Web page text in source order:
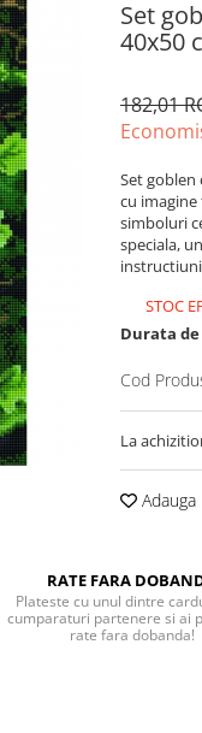
Set
40x50
182,01
Set goblen
cu
simboluri
speciala,
STOC
Durata
Cod
La
Adauga
RATE FARA
Plateste cu unul dintre
cumparaturi partenere si ai
rate fara dobanda!